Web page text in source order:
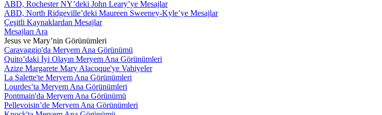
ABD, Rochester NY’deki John Leary’ye Mesajlar
ABD, North Ridgeville’deki Maureen Sweeney-Kyle’ye Mesajlar
Çeşitli Kaynaklardan Mesajlar
Mesajları Ara
Jesus ve Mary’nin Görünümleri
Caravaggio'da Meryem Ana Görünümü
Quito’daki İyi Olayın Meryem Ana Görünümleri
Azize Margarete Mary Alacoque'ye Vahiyeler
La Salette'te Meryem Ana Görünümleri
Lourdes’ta Meryem Ana Görünümleri
Pontmain'da Meryem Ana Görünümü
Pellevoisin’de Meryem Ana Görünümleri